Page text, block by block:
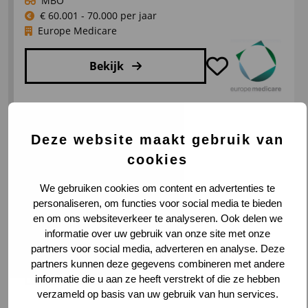
Deze website maakt gebruik van
cookies
We gebruiken cookies om content en advertenties te
personaliseren, om functies voor social media te bieden
en om ons websiteverkeer te analyseren. Ook delen we
informatie over uw gebruik van onze site met onze
partners voor social media, adverteren en analyse. Deze
partners kunnen deze gegevens combineren met andere
informatie die u aan ze heeft verstrekt of die ze hebben
verzameld op basis van uw gebruik van hun services.
€ 60.001 - 70.000 per jaar
Europe Medicare
Bekijk
Lees
over
Coördinator
Techniek
Hbo/wo starter Logistiek/Supply
Chain Management
Venlo
HBO
€ 30.001 - 40.000 per jaar
VIA Logistics Professionals
Bekijk
Lees